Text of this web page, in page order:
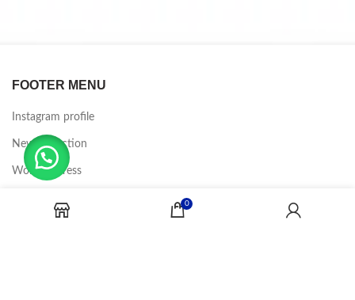
FOOTER MENU
Instagram profile
New Collection
Woman Dress
0